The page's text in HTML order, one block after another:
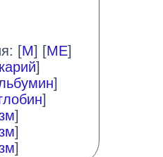
[М] [МЕ]
]
]
]
]
]
]